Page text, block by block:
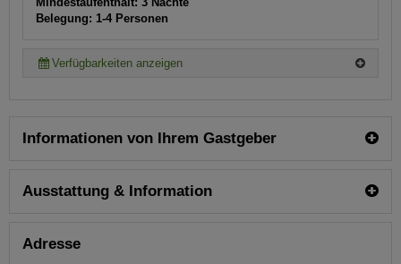
Belegung: 1-4 Personen
Verfügbarkeiten anzeigen
Informationen von Ihrem Gastgeber
Ausstattung & Information
Adresse